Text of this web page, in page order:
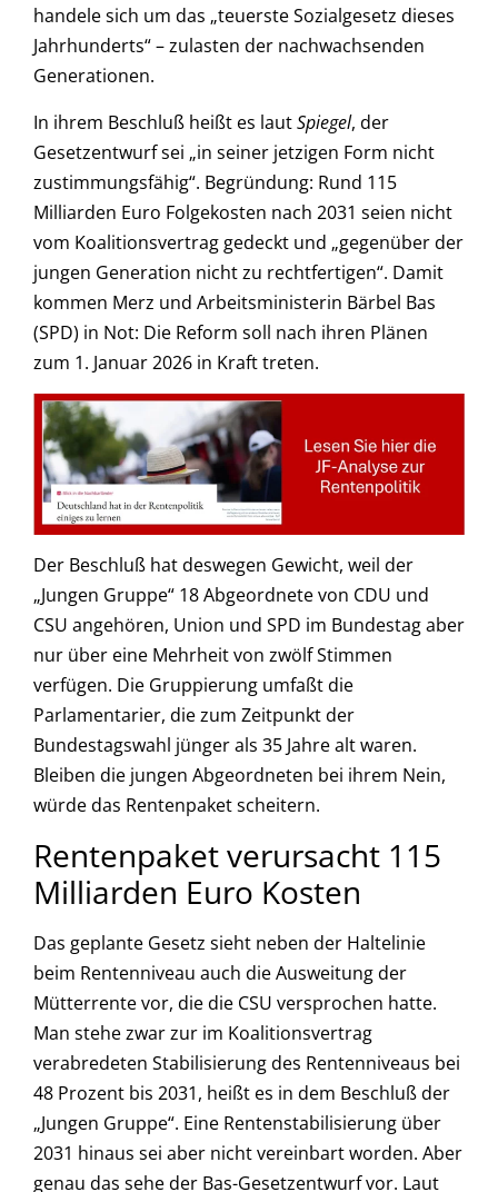
handele sich um das „teuerste Sozialgesetz dieses
Jahrhunderts“ – zulasten der nachwachsenden
Generationen.
In ihrem Beschluß heißt es lautSpiegel, der
Gesetzentwurf sei „in seiner jetzigen Form nicht
zustimmungsfähig“. Begründung: Rund 115
Milliarden Euro Folgekosten nach 2031 seien nicht
vom Koalitionsvertrag gedeckt und „gegenüber der
jungen Generation nicht zu rechtfertigen“. Damit
kommen Merz und Arbeitsministerin Bärbel Bas
(SPD) in Not: Die Reform soll nach ihren Plänen
zum 1. Januar 2026 in Kraft treten.
Der Beschluß hat deswegen Gewicht, weil der
„Jungen Gruppe“ 18 Abgeordnete von CDU und
CSU angehören, Union und SPD im Bundestag aber
nur über eine Mehrheit von zwölf Stimmen
verfügen. Die Gruppierung umfaßt die
Parlamentarier, die zum Zeitpunkt der
Bundestagswahl jünger als 35 Jahre alt waren.
Bleiben die jungen Abgeordneten bei ihrem Nein,
würde das Rentenpaket scheitern.
Rentenpaket verursacht 115
Milliarden Euro Kosten
Das geplante Gesetz sieht neben der Haltelinie
beim Rentenniveau auch die Ausweitung der
Mütterrente vor, die die CSU versprochen hatte.
Man stehe zwar zur im Koalitionsvertrag
verabredeten Stabilisierung des Rentenniveaus bei
48 Prozent bis 2031, heißt es in dem Beschluß der
„Jungen Gruppe“. Eine Rentenstabilisierung über
2031 hinaus sei aber nicht vereinbart worden. Aber
genau das sehe der Bas-Gesetzentwurf vor. Laut